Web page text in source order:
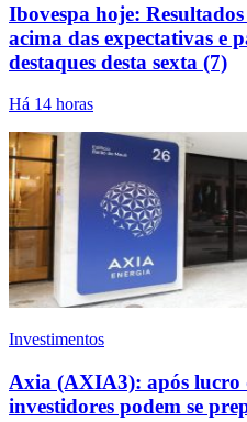
Ibovespa hoje:
acima das expectativas e
destaques desta sexta (7)
Há 14 horas
Investimentos
Axia (AXIA3): após lucro
investidores podem se